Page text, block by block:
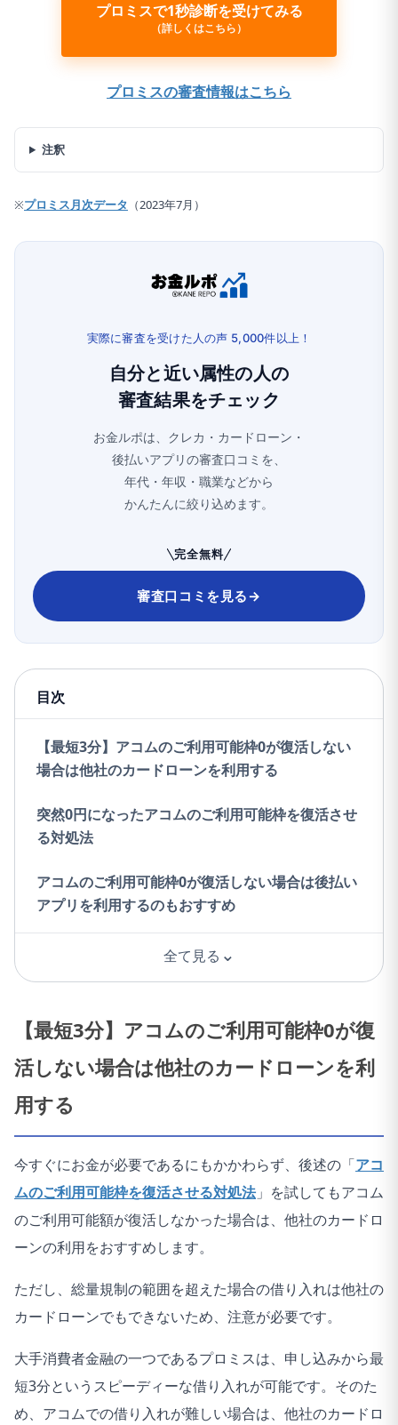
プロミスで1秒診断を受けてみる
（詳しくはこちら）
プロミスの審査情報はこちら
注釈
※プロミス月次データ （2023年7月）
実際に審査を受けた人の声 5,000件以上！
自分と近い属性の人の
審査結果をチェック
お金ルポは、クレカ・カードローン・
後払いアプリの審査口コミを、
年代・年収・職業などから
かんたんに絞り込めます。
完全無料
審査口コミを見る→
目次
【最短3分】アコムのご利用可能枠0が復活しない
場合は他社のカードローンを利用する
突然0円になったアコムのご利用可能枠を復活させ
る対処法
アコムのご利用可能枠0が復活しない場合は後払い
アプリを利用するのもおすすめ
全て見る ⌄
【最短3分】アコムのご利用可能枠0が復
活しない場合は他社のカードローンを利
用する
今すぐにお金が必要であるにもかかわらず、後述の「アコ
ムのご利用可能枠を復活させる対処法」を試してもアコム
のご利用可能額が復活しなかった場合は、他社のカードロ
ーンの利用をおすすめします。
ただし、総量規制の範囲を超えた場合の借り入れは他社の
カードローンでもできないため、注意が必要です。
大手消費者金融の一つであるプロミスは、申し込みから最
短3分というスピーディーな借り入れが可能です。そのた
め、アコムでの借り入れが難しい場合は、他社のカードロ